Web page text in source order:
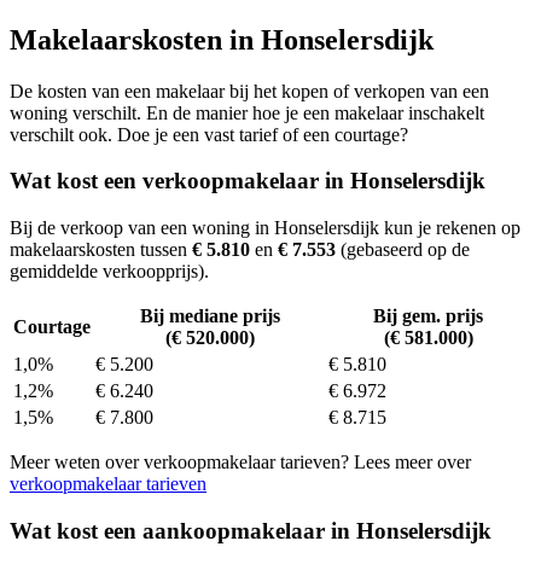
Makelaarskosten in Honselersdijk
De kosten van een makelaar bij het kopen of verkopen van een
woning verschilt. En de manier hoe je een makelaar inschakelt
verschilt ook. Doe je een vast tarief of een courtage?
Wat kost een verkoopmakelaar in Honselersdijk
Bij de verkoop van een woning in Honselersdijk kun je rekenen op
makelaarskosten tussen € 5.810 en € 7.553 (gebaseerd op de
gemiddelde verkoopprijs).
Courtage
Bij mediane prijs
(€ 520.000)
Bij gem. prijs
(€ 581.000)
1,0%
€ 5.200
€ 5.810
1,2%
€ 6.240
€ 6.972
1,5%
€ 7.800 € 8.715
Meer weten over verkoopmakelaar tarieven? Lees meer over
verkoopmakelaar tarieven
Wat kost een aankoopmakelaar in Honselersdijk